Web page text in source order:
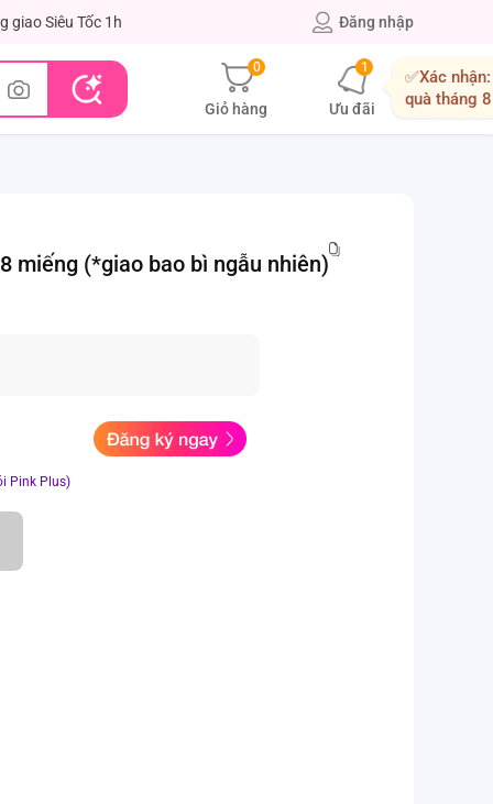
giao Siêu Tốc 1h Đăng nhập
0
Giỏ hàng
1
Ưu đãi
✅Xác
quà tháng
miếng (*giao bao bì ngẫu nhiên)
Pink Plus)